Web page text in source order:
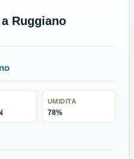
Ruggiano
UMIDITA
78%